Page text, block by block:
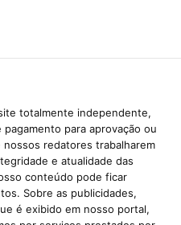
totalmente independente,
para aprovação ou
redatores trabalharem
e atualidade das
conteúdo pode ficar
Sobre as publicidades,
é exibido em nosso portal,